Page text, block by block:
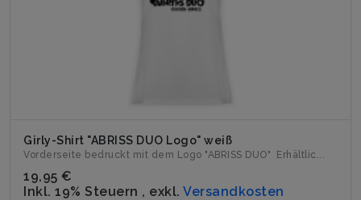
Girly-Shirt "ABRISS DUO Logo" weiß
Vorderseite bedruckt mit dem Logo "ABRISS DUO" Erhältlic...
19,95 €
Inkl. 19% Steuern , exkl. Versandkosten